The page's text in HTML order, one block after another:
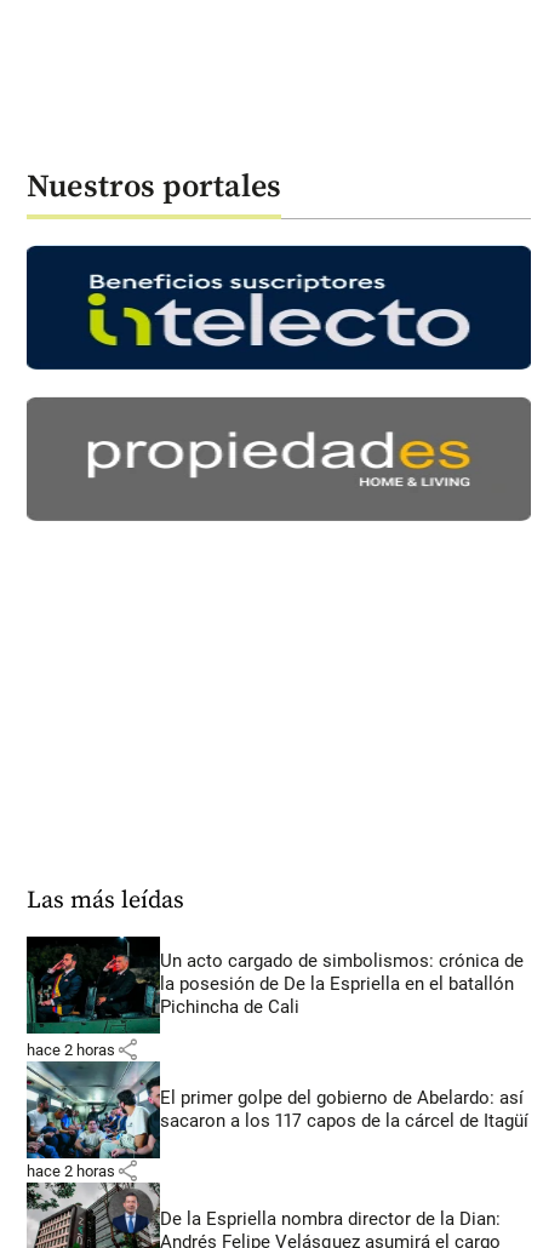
Nuestros portales
Las más leídas
Un acto cargado de simbolismos: crónica de
la posesión de De la Espriella en el batallón
Pichincha de Cali
hace 2 horas share
El primer golpe del gobierno de Abelardo: así
sacaron a los 117 capos de la cárcel de Itagüí
hace 2 horas share
De la Espriella nombra director de la Dian:
Andrés Felipe Velásquez asumirá el cargo